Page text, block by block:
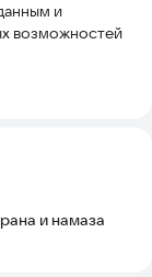
и
возможностей
и намаза